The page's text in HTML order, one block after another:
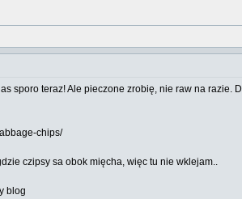
sporo teraz! Ale pieczone zrobię, nie raw na razie.
chips/
czipsy sa obok mięcha, więc tu nie wklejam..
blog